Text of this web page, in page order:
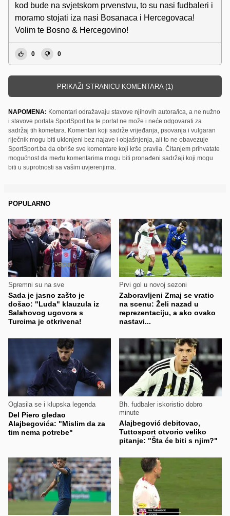
kod bude na svjetskom prvenstvu, to su nasi fudbaleri i
moramo stojati iza nasi Bosanaca i Hercegovaca!
Volim te Bosno & Hercegovino!
0 0
PRIKAŽI STRANICU KOMENTARA (1)
NAPOMENA: Komentari odražavaju stavove njihovih autora/ica, a ne nužno
i stavove portala SportSport.ba te portal ne može i neće odgovarati za
sadržaj tih kometara. Komentari koji sadrže vrijeđanja, psovanja i vulgaran
riječnik mogu biti uklonjeni bez najave i objašnjenja, ali to ne obavezuje
SportSport.ba da obriše sve komentare koji krše pravila. Čitanjem prihvatate
mogućnost da među komentarima mogu biti pronađeni sadržaji koji mogu
biti u suprotnosti sa vašim uvjerenjima.
POPULARNO
Spremni su na sve
Sada je jasno zašto je
došao: "Luda" klauzula iz
Salahovog ugovora s
Turcima je otkrivena!
Prvi gol u novoj sezoni
Zaboravljeni Zmaj se vratio
na scenu: Želi nazad u
reprezentaciju, a ako ovako
nastavi...
Oglasila se i klupska legenda
Del Piero gledao
Alajbegovića: "Mislim da za
tim nema potrebe"
Bh. fudbaler iskoristio dobro
minute
Alajbegović debitovao,
Tuttosport otvorio veliko
pitanje: "Šta će biti s njim?"